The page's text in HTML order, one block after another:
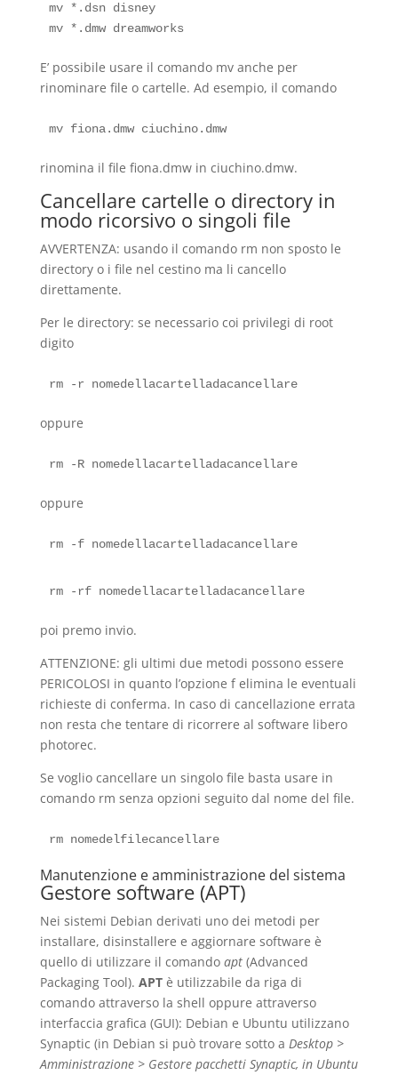
mv *.dsn disney
E’ possibile usare il comando mv anche per
rinominare file o cartelle. Ad esempio, il comando
mv fiona.dmw ciuchino.dmw
rinomina il file fiona.dmw in ciuchino.dmw.
Cancellare cartelle o directory in
modo ricorsivo o singoli file
AVVERTENZA: usando il comando rm non sposto le
directory o i file nel cestino ma li cancello
direttamente.
Per le directory: se necessario coi privilegi di root
digito
rm -r nomedellacartelladacancellare
oppure
rm -R nomedellacartelladacancellare
oppure
rm -f nomedellacartelladacancellare
rm -rf nomedellacartelladacancellare
poi premo invio.
ATTENZIONE: gli ultimi due metodi possono essere
PERICOLOSI in quanto l’opzione f elimina le eventuali
richieste di conferma. In caso di cancellazione errata
non resta che tentare di ricorrere al software libero
photorec.
Se voglio cancellare un singolo file basta usare in
comando rm senza opzioni seguito dal nome del file.
rm nomedelfilecancellare
Manutenzione e amministrazione del sistema
Gestore software (APT)
Nei sistemi Debian derivati uno dei metodi per
installare, disinstallere e aggiornare software è
quello di utilizzare il comando apt(Advanced
Packaging Tool). APTè utilizzabile da riga di
comando attraverso la shell oppure attraverso
interfaccia grafica (GUI): Debian e Ubuntu utilizzano
Synaptic (in Debian si può trovare sotto a Desktop >
Amministrazione > Gestore pacchetti Synaptic, in Ubuntu